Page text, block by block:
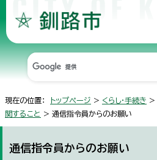
現在の位置： トップページ > くらし・手続き >
関すること > 通信指令員からのお願い
通信指令員からのお願い